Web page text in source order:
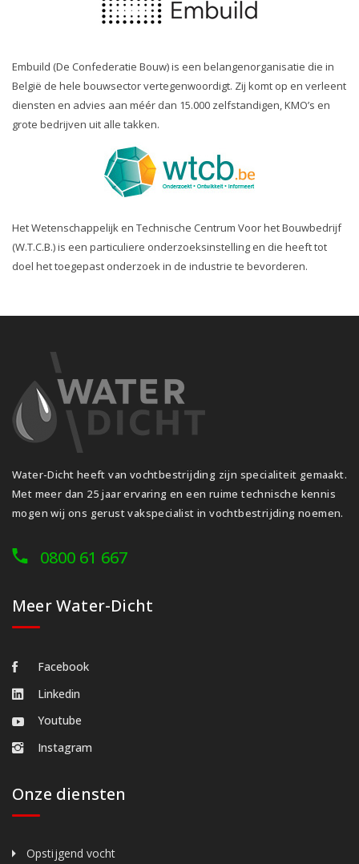
Embuild (De Confederatie Bouw) is een belangenorganisatie die in
België de hele bouwsector vertegenwoordigt. Zij komt op en verleent
diensten en advies aan méér dan 15.000 zelfstandigen, KMO’s en
grote bedrijven uit alle takken.
Het Wetenschappelijk en Technische Centrum Voor het Bouwbedrijf
(W.T.C.B.) is een particuliere onderzoeksinstelling en die heeft tot
doel het toegepast onderzoek in de industrie te bevorderen.
Water-Dicht heeft van vochtbestrijding zijn specialiteit gemaakt.
Met meer dan 25 jaar ervaring en een ruime technische kennis
mogen wij ons gerust vakspecialist in vochtbestrijding noemen.
0800 61 667
Meer Water-Dicht
Facebook
Linkedin
Youtube
Instagram
Onze diensten
Opstijgend vocht